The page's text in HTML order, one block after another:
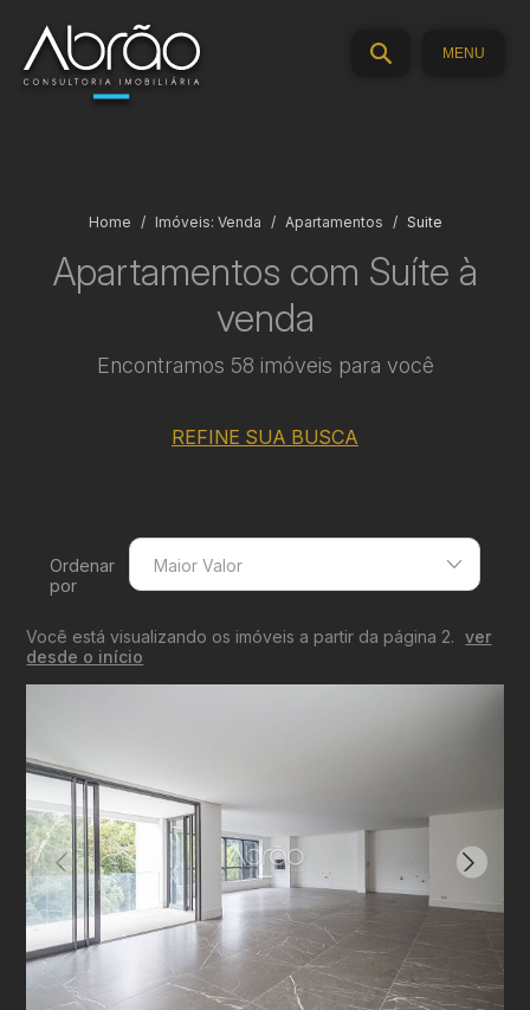
MENU
Home Imóveis: Venda Apartamentos Suite
Apartamentos com Suíte à
venda
Encontramos 58 imóveis para você
REFINE SUA BUSCA
Ordenar
por
Maior Valor
Maior Valor
Menor Área
Você está visualizando os imóveis a partir da página 2.
ver
desde o início